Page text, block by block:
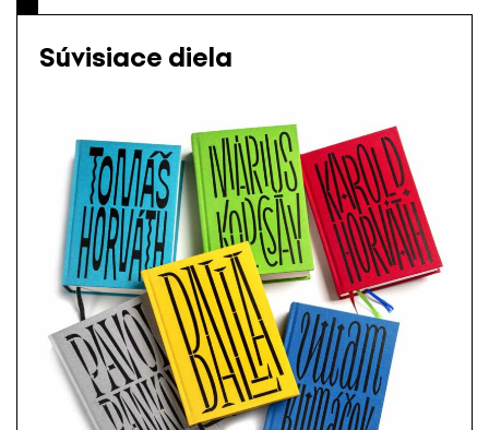
Súvisiace diela